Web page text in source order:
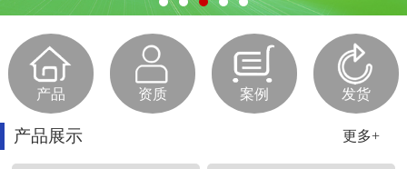
产品 资质 案例 发货
产品展示 更多+